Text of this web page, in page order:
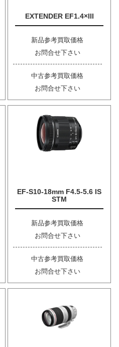
EXTENDER EF1.4×III
新品参考買取価格
お問合せ下さい
中古参考買取価格
お問合せ下さい
EF-S10-18mm F4.5-5.6 IS
STM
新品参考買取価格
お問合せ下さい
中古参考買取価格
お問合せ下さい